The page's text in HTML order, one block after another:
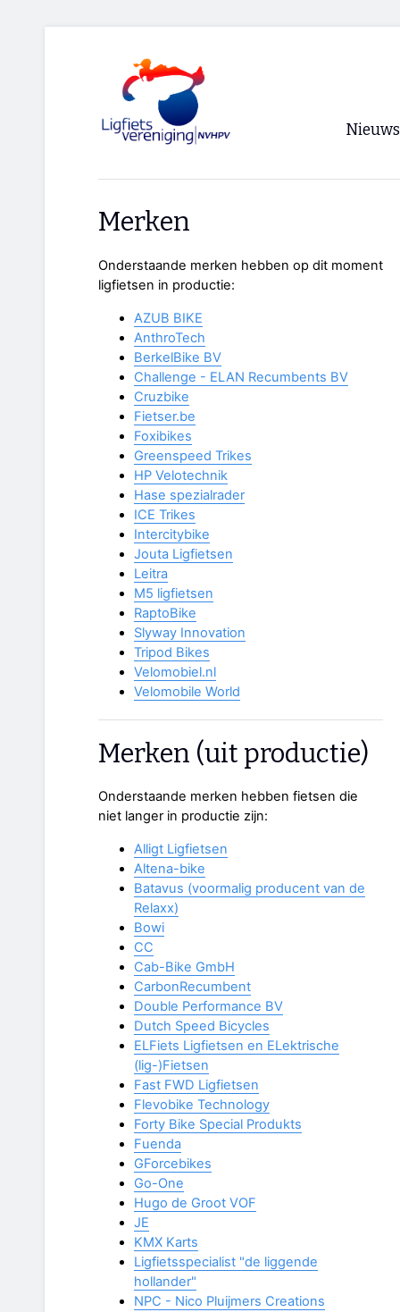
Nieuws
RSS
Merken
Onderstaande merken hebben op dit moment
ligfietsen in productie:
AZUB BIKE
AnthroTech
BerkelBike BV
Challenge - ELAN Recumbents BV
Cruzbike
Fietser.be
Foxibikes
Greenspeed Trikes
HP Velotechnik
Hase spezialrader
ICE Trikes
Intercitybike
Jouta Ligfietsen
Leitra
M5 ligfietsen
RaptoBike
Slyway Innovation
Tripod Bikes
Velomobiel.nl
Velomobile World
Merken (uit productie)
Onderstaande merken hebben fietsen die
niet langer in productie zijn:
Alligt Ligfietsen
Altena-bike
Batavus (voormalig producent van de
Relaxx)
Bowi
CC
Cab-Bike GmbH
CarbonRecumbent
Double Performance BV
Dutch Speed Bicycles
ELFiets Ligfietsen en ELektrische
(lig-)Fietsen
Fast FWD Ligfietsen
Flevobike Technology
Forty Bike Special Produkts
Fuenda
GForcebikes
Go-One
Hugo de Groot VOF
JE
KMX Karts
Ligfietsspecialist "de liggende
hollander"
NPC - Nico Pluijmers Creations